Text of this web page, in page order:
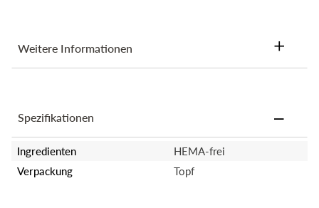
Weitere Informationen
Polyethylenterepthalat, Trimethylolpropantriacrylat, Dimethicon,
mikrokristallines Wachs
Spezifikationen
Ingredienten
HEMA-frei
Verpackung
Topf